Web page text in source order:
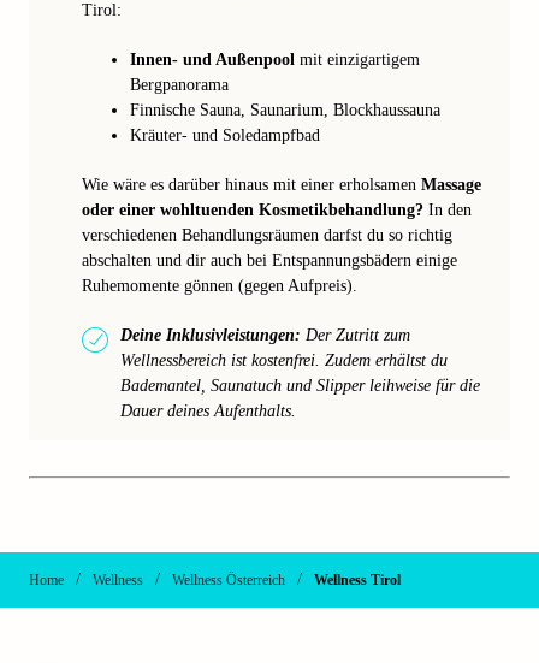
Tirol:
Innen- und Außenpool mit einzigartigem
Bergpanorama
Finnische Sauna, Saunarium, Blockhaussauna
Kräuter- und Soledampfbad
Wie wäre es darüber hinaus mit einer erholsamen Massage
oder einer wohltuenden Kosmetikbehandlung? In den
verschiedenen Behandlungsräumen darfst du so richtig
abschalten und dir auch bei Entspannungsbädern einige
Ruhemomente gönnen (gegen Aufpreis).
Deine Inklusivleistungen: Der Zutritt zum
Wellnessbereich ist kostenfrei. Zudem erhältst du
Bademantel, Saunatuch und Slipper leihweise für die
Dauer deines Aufenthalts.
Home / Wellness / Wellness Österreich / Wellness Tirol